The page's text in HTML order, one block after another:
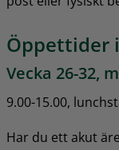
Öppettider
Vecka 26-32,
9.00-15.00,
Har du ett akut